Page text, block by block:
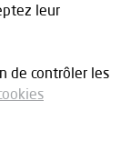
leur
de contrôler les